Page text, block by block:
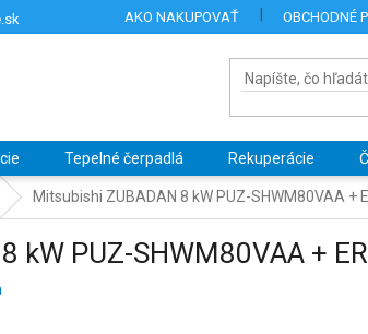
AKO NAKUPOVAŤ OBCHODNÉ
Tepelné čerpadlá Rekuperácie
Mitsubishi ZUBADAN 8 kW PUZ-SHWM80VAA +
kW PUZ-SHWM80VAA +